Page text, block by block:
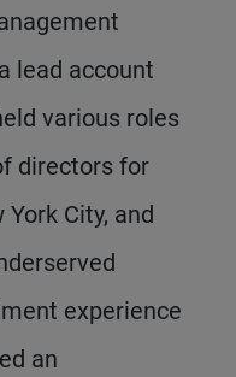
lead account
various roles
directors for
City, and
experience
an